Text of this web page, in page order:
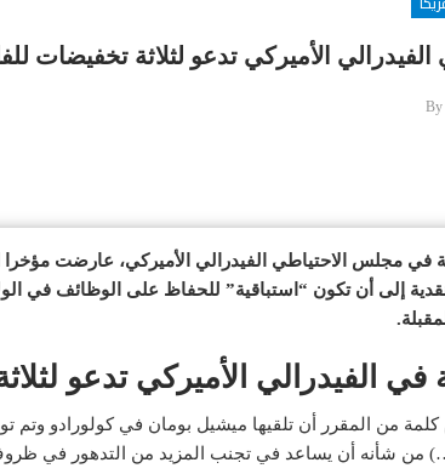
الأميركي تدعو لثلاثة تخفيضات
By
مجلس الاحتياطي الفيدرالي الأميركي، عارضت مؤخرا
إلى أن تكون “استباقية” للحفاظ على الوظائف في
الفيدرالي الأميركي تدعو
من المقرر أن تلقيها ميشيل بومان في كولورادو وتم
(…) من شأنه أن يساعد في تجنب المزيد من التدهور في